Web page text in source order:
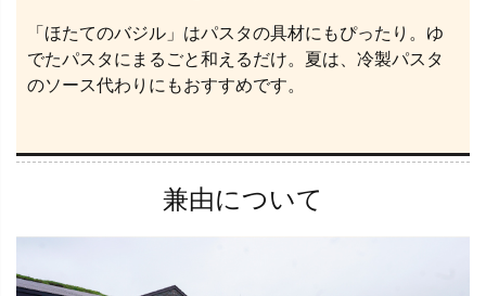
「ほたてのバジル」はパスタの具材にもぴったり。ゆ
でたパスタにまるごと和えるだけ。夏は、冷製パスタ
のソース代わりにもおすすめです。
兼由について